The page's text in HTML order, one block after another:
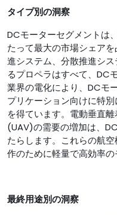
タイプ別の洞察
DCモーターセグメントは
たって最大の市場シェア
進システム、分散推進シ
るプロペラはすべて、DC
業界の電化により、DCモ
プリケーション向けに特
を得ています。電動垂直
(UAV)の需要の増加は、
たらします。これらの航
作のために軽量で高効率の
最終用途別の洞察